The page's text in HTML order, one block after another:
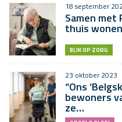
18 september
Samen met
thuis wonen
BLIK OP ZORG
23 oktober 2023
“Ons
bewoners
ze…